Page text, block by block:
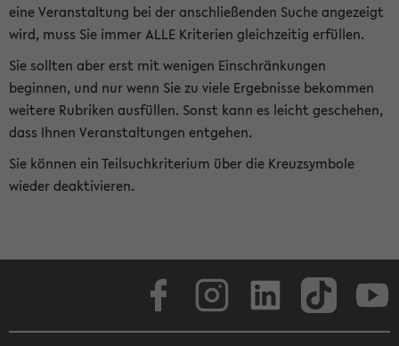
eine Veranstaltung bei der anschließenden Suche angezeigt
wird, muss Sie immer ALLE Kriterien gleichzeitig erfüllen.
Sie sollten aber erst mit wenigen Einschränkungen
beginnen, und nur wenn Sie zu viele Ergebnisse bekommen
weitere Rubriken ausfüllen. Sonst kann es leicht geschehen,
dass Ihnen Veranstaltungen entgehen.
Sie können ein Teilsuchkriterium über die Kreuzsymbole
wieder deaktivieren.